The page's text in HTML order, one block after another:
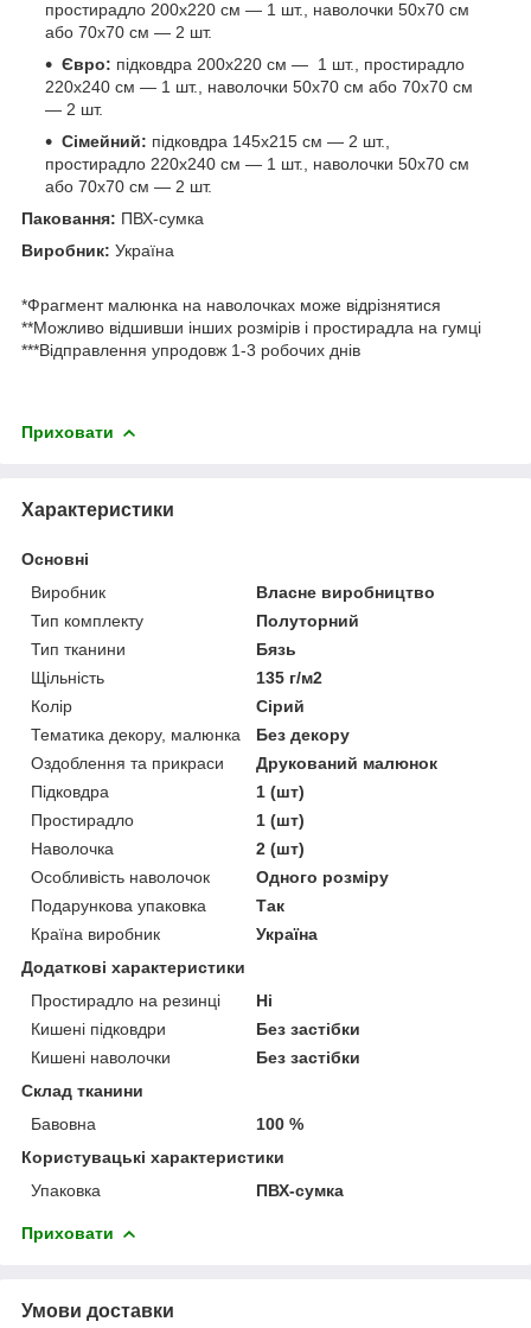
простирадло 200х220 см — 1 шт., наволочки 50х70 см
або 70х70 см — 2 шт.
Євро: підковдра 200х220 см — 1 шт., простирадло
220х240 см — 1 шт., наволочки 50х70 см або 70х70 см
— 2 шт.
Сімейний: підковдра 145х215 см — 2 шт.,
простирадло 220х240 см — 1 шт., наволочки 50х70 см
або 70х70 см — 2 шт.
Паковання: ПВХ-сумка
Виробник: Україна
*Фрагмент малюнка на наволочках може відрізнятися
**Можливо відшивши інших розмірів і простирадла на гумці
***Відправлення упродовж 1-3 робочих днів
Приховати
Характеристики
Основні
Виробник
Власне виробництво
Тип комплекту
Полуторний
Тип тканини
Бязь
Щільність
135 г/м2
Колір
Сірий
Тематика декору, малюнка
Без декору
Оздоблення та прикраси
Друкований малюнок
Підковдра
1 (шт)
Простирадло
1 (шт)
Наволочка
2 (шт)
Особливість наволочок
Одного розміру
Подарункова упаковка
Так
Країна виробник
Україна
Додаткові характеристики
Простирадло на резинці
Ні
Кишені підковдри
Без застібки
Кишені наволочки
Без застібки
Склад тканини
Бавовна
100 %
Користувацькі характеристики
Упаковка
ПВХ-сумка
Приховати
Умови доставки